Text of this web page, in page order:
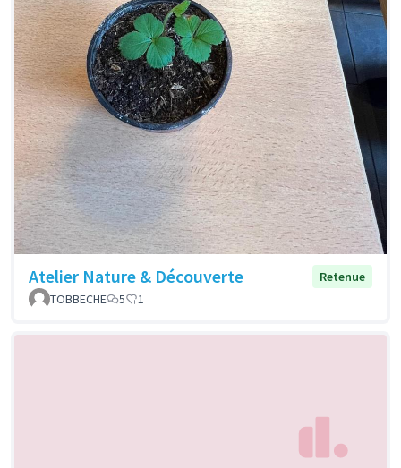
Atelier Nature & Découverte
Retenue
TOBBECHE
5 1